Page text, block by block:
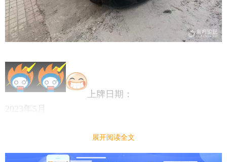
上牌日期：
2023年5月
车辆产地：
展开阅读全文